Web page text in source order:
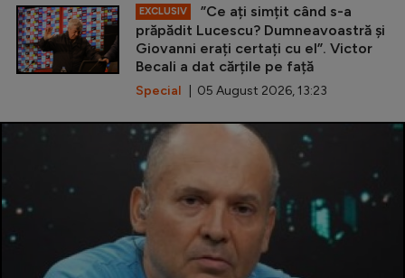
EXCLUSIV
”Ce ați simțit când s-a
prăpădit Lucescu? Dumneavoastră și
Giovanni erați certați cu el”. Victor
Becali a dat cărțile pe față
Special | 05 August 2026, 13:23